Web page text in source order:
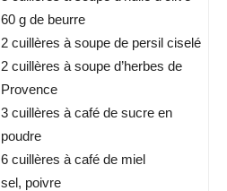
60 g de beurre
2 cuillères à soupe de persil ciselé
2 cuillères à soupe d’herbes de
Provence
3 cuillères à café de sucre en
poudre
6 cuillères à café de miel
sel, poivre